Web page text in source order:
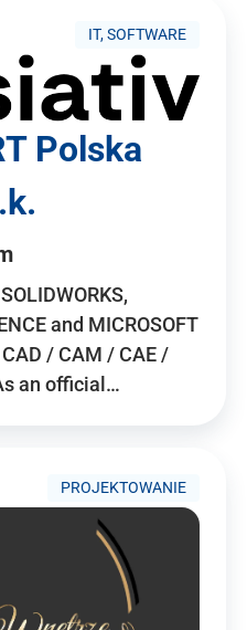
IT, SOFTWARE
Polska
and MICROSOFT
/ CAM / CAE /
an official…
PROJEKTOWANIE